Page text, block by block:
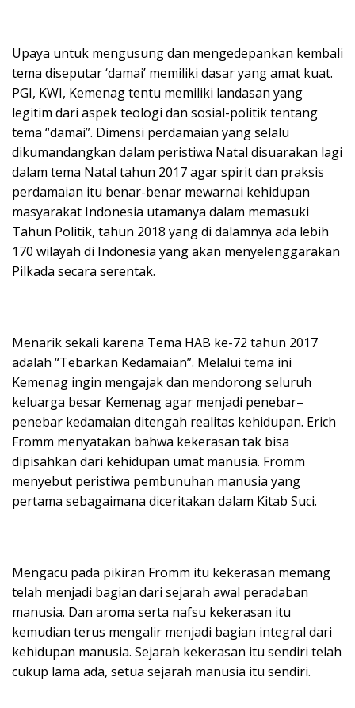
Upaya untuk mengusung dan mengedepankan kembali
tema diseputar ‘damai’ memiliki dasar yang amat kuat.
PGI, KWI, Kemenag tentu memiliki landasan yang
legitim dari aspek teologi dan sosial-politik tentang
tema “damai”. Dimensi perdamaian yang selalu
dikumandangkan dalam peristiwa Natal disuarakan lagi
dalam tema Natal tahun 2017 agar spirit dan praksis
perdamaian itu benar-benar mewarnai kehidupan
masyarakat Indonesia utamanya dalam memasuki
Tahun Politik, tahun 2018 yang di dalamnya ada lebih
170 wilayah di Indonesia yang akan menyelenggarakan
Pilkada secara serentak.
Menarik sekali karena Tema HAB ke-72 tahun 2017
adalah “Tebarkan Kedamaian”. Melalui tema ini
Kemenag ingin mengajak dan mendorong seluruh
keluarga besar Kemenag agar menjadi penebar–
penebar kedamaian ditengah realitas kehidupan. Erich
Fromm menyatakan bahwa kekerasan tak bisa
dipisahkan dari kehidupan umat manusia. Fromm
menyebut peristiwa pembunuhan manusia yang
pertama sebagaimana diceritakan dalam Kitab Suci.
Mengacu pada pikiran Fromm itu kekerasan memang
telah menjadi bagian dari sejarah awal peradaban
manusia. Dan aroma serta nafsu kekerasan itu
kemudian terus mengalir menjadi bagian integral dari
kehidupan manusia. Sejarah kekerasan itu sendiri telah
cukup lama ada, setua sejarah manusia itu sendiri.